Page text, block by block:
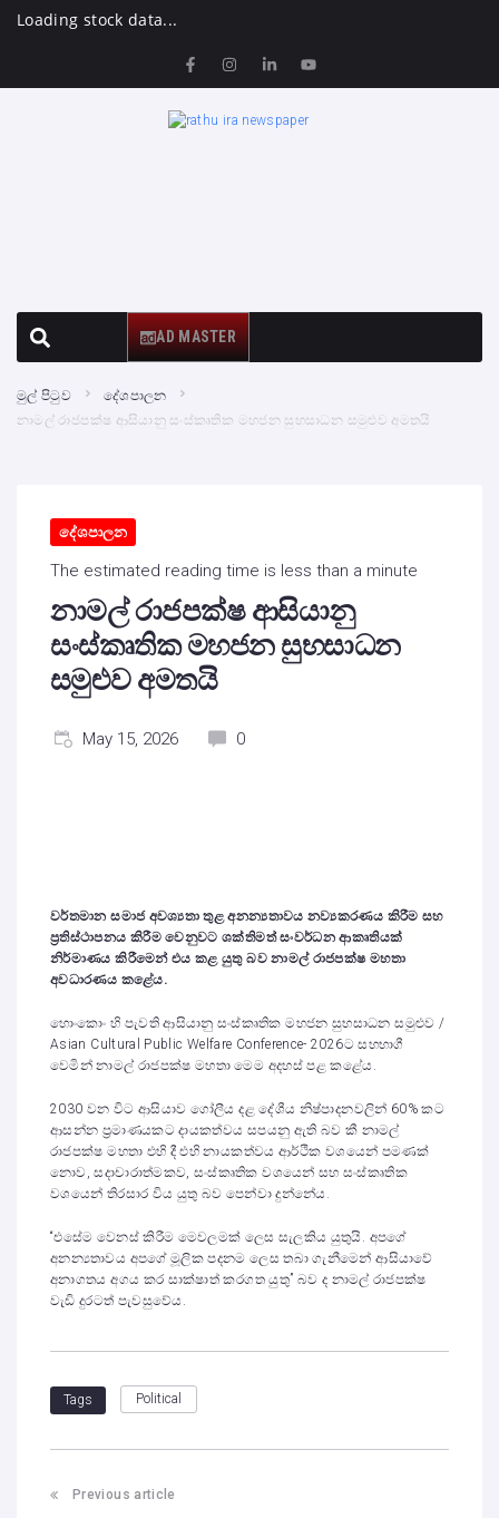
Loading stock data...
AD MASTER
මුල් පිටුව
දේශපාලන
නාමල් රාජපක්ෂ ආසියානු සංස්කෘතික මහජන සුභසාධන සමුළුව අමතයි
දේශපාලන
The estimated reading time is less than a minute
නාමල් රාජපක්ෂ ආසියානු
සංස්කෘතික මහජන සුභසාධන
සමුළුව අමතයි
May 15, 2026 0
වර්තමාන සමාජ අවශ්‍යතා තුළ අනන්‍යතාවය නව්‍යකරණය කිරීම සහ
ප්‍රතිස්ථාපනය කිරීම වෙනුවට ශක්තිමත් සංවර්ධන ආකෘතියක්
නිර්මාණය කිරීමෙන් එය කළ යුතු බව නාමල් රාජපක්ෂ මහතා
අවධාරණය කළේය.
හොංකොං හි පැවති ආසියානු සංස්කෘතික මහජන සුභසාධන සමුළුව /
Asian Cultural Public Welfare Conference- 2026ට සහභාගී
වෙමින් නාමල් රාජපක්ෂ මහතා මෙම අදහස් පළ කළේය.
2030 වන විට ආසියාව ගෝලීය දළ දේශීය නිෂ්පාදනවලින් 60% කට
ආසන්න ප්‍රමාණයකට දායකත්වය සපයනු ඇති බව කී නාමල්
රාජපක්ෂ මහතා එහි දී එහි නායකත්වය ආර්ථික වශයෙන් පමණක්
නොව, සදාචාරාත්මකව, සංස්කෘතික වශයෙන් සහ සංස්කෘතික
වශයෙන් තිරසාර විය යුතු බව පෙන්වා දුන්නේය.
“එසේම වෙනස් කිරීම මෙවලමක් ලෙස සැලකිය යුතුයි. අපගේ
අනන්‍යතාවය අපගේ මූලික පදනම ලෙස තබා ගැනීමෙන් ආසියාවේ
අනාගතය අගය කර සාක්ෂාත් කරගත යුතු” බව ද නාමල් රාජපක්ෂ
වැඩි දුරටත් පැවසුවේය.
Tags Political
Previous article